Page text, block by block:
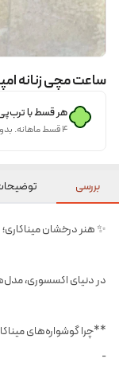
ساعت مچی زنانه امپاور ۸ضلعی
هر قسط با
۴ قسط ماهانه. بدون سود، چک و ضامن.
بررسی
✨ هنر درخشان
در دنیای اکسسوری،
**چرا گوشواره‌های
-